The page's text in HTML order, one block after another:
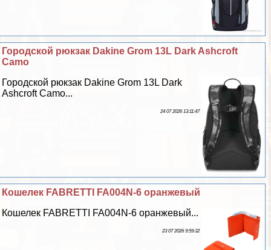
Городской рюкзак Dakine Grom 13L Dark Ashcroft
Camo
Городской рюкзак Dakine Grom 13L Dark
Ashcroft Camo...
24 07 2026 13:11:47
Кошелек FABRETTI FA004N-6 оранжевый
Кошелек FABRETTI FA004N-6 оранжевый...
23 07 2026 9:59:32